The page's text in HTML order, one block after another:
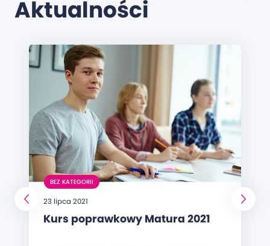
Aktualności
BEZ KATEGORII
23 lipca 2021
Kurs poprawkowy Matura 2021